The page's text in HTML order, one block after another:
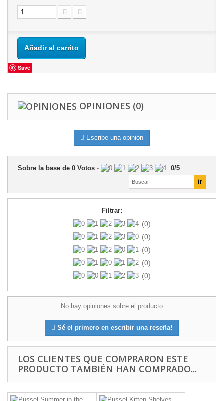
Añadir al carrito
Save
OPINIONES (0)
Escribe una opinión
Sobre la base de 0 Votos - 0/5
Filtrar:
(0)
(0)
(0)
(0)
(0)
No hay opiniones sobre el producto
Sé el primero en escribir una reseña!
LOS CLIENTES QUE COMPRARON ESTE
PRODUCTO TAMBIÉN HAN COMPRADO...